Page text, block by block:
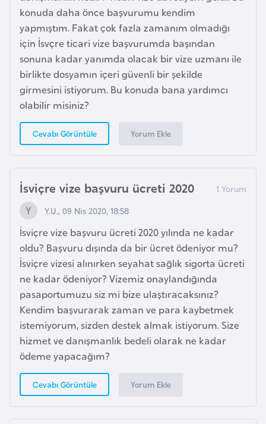
konuda daha önce başvurumu kendim
yapmıştım. Fakat çok fazla zamanım olmadığı
için İsvçre ticari vize başvurumda başından
sonuna kadar yanımda olacak bir vize uzmanı ile
birlikte dosyamın içeri güvenli bir şekilde
girmesini istiyorum. Bu konuda bana yardımcı
olabilir misiniz?
Cevabı Görüntüle Yorum Ekle
İsviçre vize başvuru ücreti 2020
Y.U., 09 Nis 2020, 18:58
İsviçre vize başvuru ücreti 2020 yılında ne kadar
oldu? Başvuru dışında da bir ücret ödeniyor mu?
İsviçre vizesi alınırken seyahat sağlık sigorta ücreti
ne kadar ödeniyor? Vizemiz onaylandığında
pasaportumuzu siz mi bize ulaştıracaksınız?
Kendim başvurarak zaman ve para kaybetmek
istemiyorum, sizden destek almak istiyorum. Size
hizmet ve danışmanlık bedeli olarak ne kadar
ödeme yapacağım?
Cevabı Görüntüle Yorum Ekle
d
a
n
G
u
y
a
n
a
H
i
n
d
i
s
t
a
n
H
ı
r
v
a